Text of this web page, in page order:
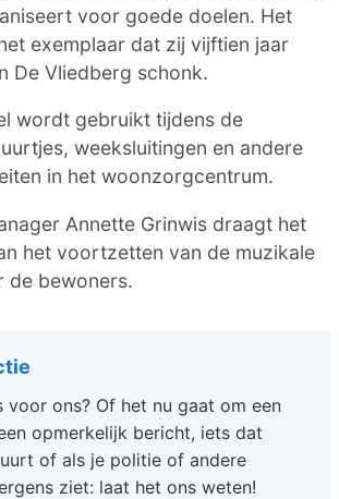
voor goede doelen. Het
exemplaar dat zij vijftien jaar
De Vliedberg schonk.
wordt gebruikt tijdens de
weeksluitingen en andere
in het woonzorgcentrum.
Annette Grinwis draagt het
het voortzetten van de muzikale
de bewoners.
voor ons? Of het nu gaat om een
opmerkelijk bericht, iets dat
of als je politie of andere
ziet: laat het ons weten!